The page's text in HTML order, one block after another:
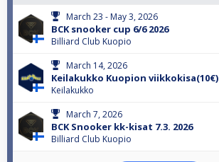
March 23 - May 3, 2026
BCK snooker cup 6/6 2026
Billiard Club Kuopio
March 14, 2026
Keilakukko Kuopion viikkokisa(10€)
Keilakukko
March 7, 2026
BCK Snooker kk-kisat 7.3. 2026
Billiard Club Kuopio